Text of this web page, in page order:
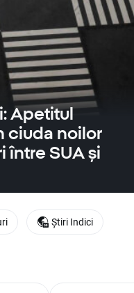
Apetitul
ciuda noilor
între SUA și
Știri Indici